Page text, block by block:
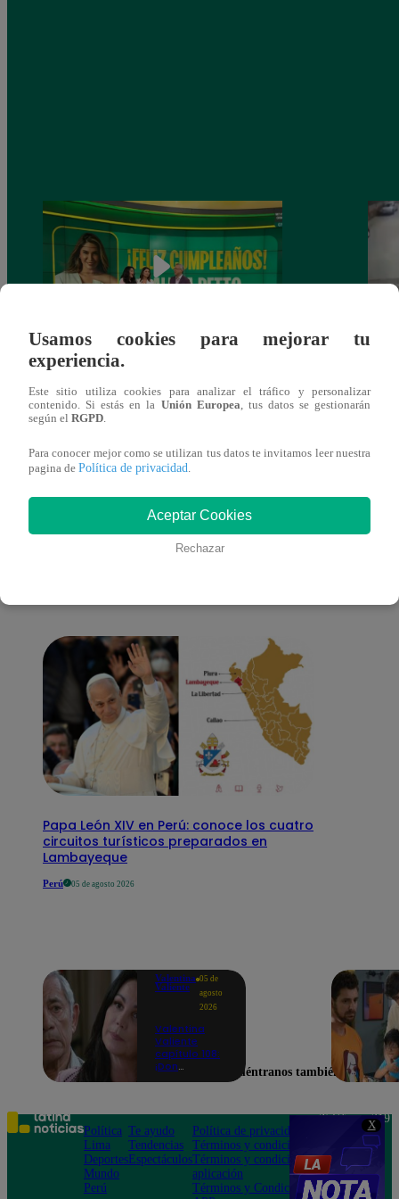
X
Alicia Retto celebra su cumpleaños con
emotiva sorpresa en vivo y conmueve con
mensaje personal
También te puede
Papa León XIV en Perú: conoce los cuatro
circuitos turísticos preparados en
Lambayeque
Perú 05 de agosto 2026
Valentina
Valiente
05 de
agosto
2026
Valentina
Valiente
capítulo 108:
¡Don
Frida tras
descubrir una
contradicción
en una
conversación!
Usamos cookies para mejorar tu
experiencia.
Este sitio utiliza cookies para analizar el tráfico y personalizar
contenido. Si estás en la Unión Europea , tus datos se gestionarán
según el RGPD
Para conocer mejor como se utilizan tus datos te invitamos leer nuestra
pagina de Política de privacidad
Aceptar Cookies
Rechazar
Encuéntranos también en
Política
Lima
Deportes
Mundo
Perú
Te ayudo
Tendencias
Espectáculos
Política de privacidad
Términos y condiciones
Términos y condiciones
aplicación
Términos y Condiciones
Teléfono: 219
Av. San
Felipe 968
Jesús María